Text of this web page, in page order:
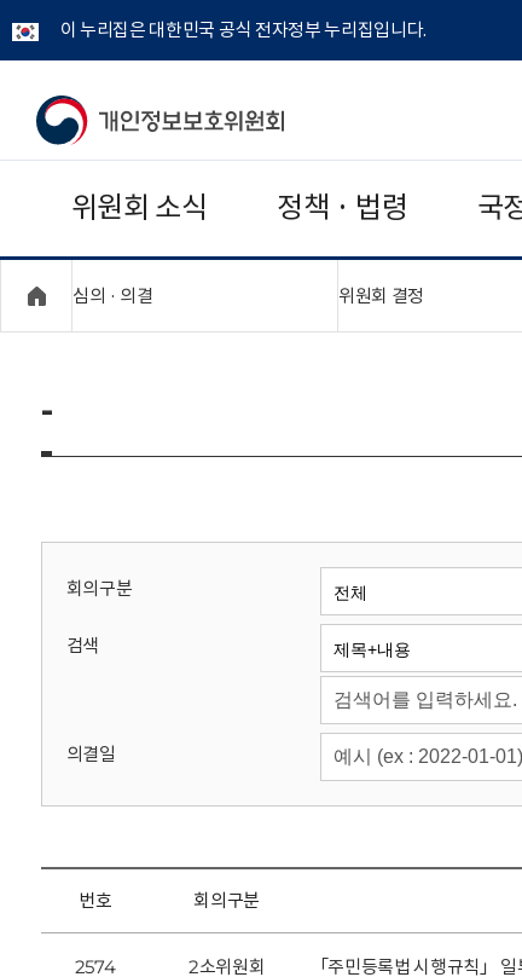
이 누리집은 대한민국 공식 전자정부 누리집입니다.
개
보
보
위
회
위원회 소식 정책 · 법령 국
심의 · 의결 위원회 결정
-
회의구분
검색
의결일
번호 회의구분
2574 2소위원회 「주민등록법 시행규칙」